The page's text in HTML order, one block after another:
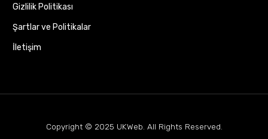
Gizlilik Politikası
Şartlar ve Politikalar
İletişim
Copyright © 2025 UKWeb . All Rights Reserved.